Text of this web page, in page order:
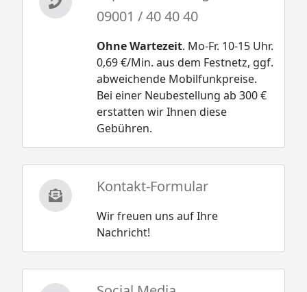
09001 / 40 40 40
Ohne Wartezeit. Mo-Fr. 10-15 Uhr.
0,69 €/Min. aus dem Festnetz, ggf.
abweichende Mobilfunkpreise.
Bei einer Neubestellung ab 300 €
erstatten wir Ihnen diese
Gebühren.
Kontakt-Formular
Wir freuen uns auf Ihre
Nachricht!